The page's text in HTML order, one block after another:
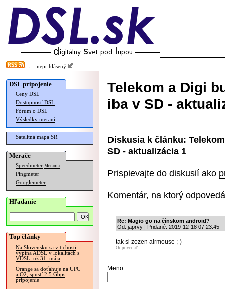
neprihlásený
DSL pripojenie
Ceny DSL
Dostupnosť DSL
Fórum o DSL
Výsledky meraní
Satelitná mapa SR
Merače
Speedmeter Merania
Pingmeter
Googlemeter
Hľadanie
Top články
Na Slovensku sa v tichosti
vypína ADSL v lokalitách s
VDSL, už 31. mája
Orange sa doťahuje na UPC
a O2, spustí 2.5 Gbps
pripojenie
Telekom a Digi
iba v SD -
Diskusia k článku:
SD - aktualizácia 1
Prispievajte do diskusií ako
Komentár, na ktorý
Re: Magio go na čínskom android?
Od: japrvy | Pridané: 2019-12-18 07:23:45
tak si zozen airmouse ;-)
Odpovedať
Meno: